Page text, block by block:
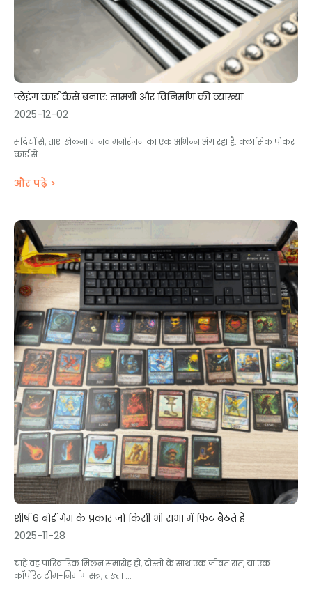
प्लेइंग कार्ड कैसे बनाएं: सामग्री और विनिर्माण की व्याख्या
2025-12-02
सदियों से, ताश खेलना मानव मनोरंजन का एक अभिन्न अंग रहा है. क्लासिक पोकर
कार्ड से ...
और पढ़ें >
शीर्ष 6 बोर्ड गेम के प्रकार जो किसी भी सभा में फिट बैठते हैं
2025-11-28
चाहे वह पारिवारिक मिलन समारोह हो, दोस्तों के साथ एक जीवंत रात, या एक
कॉर्पोरेट टीम-निर्माण सत्र, तख़्ता ...